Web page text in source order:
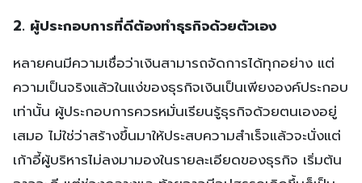
2. ผู้ประกอบการที่ดีต้องทำธุรกิจด้วยตัวเอง
หลายคนมีความเชื่อว่าเงินสามารถจัดการได้ทุกอย่าง แต่
ความเป็นจริงแล้วในแง่ของธุรกิจเงินเป็นเพียงองค์ประกอบ
เท่านั้น ผู้ประกอบการควรหมั่นเรียนรู้ธุรกิจด้วยตนเองอยู่
เสมอ ไม่ใช่ว่าสร้างขึ้นมาให้ประสบความสำเร็จแล้วจะนั่งแต่
เก้าอี้ผู้บริหารไม่ลงมามองในรายละเอียดของธุรกิจ เริ่มต้น